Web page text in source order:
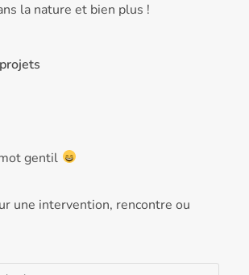
la nature et bien plus !
gentil
une intervention, rencontre ou